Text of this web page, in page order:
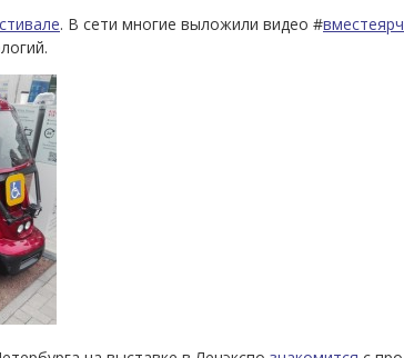
. В сети многие выложили видео #